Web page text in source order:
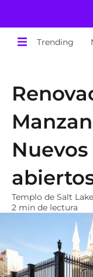
Trending
Templo de Salt Lake
2 min de lectura